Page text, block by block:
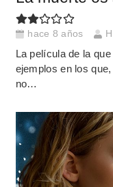
hace 8 años
La película de la
ejemplos en los
no…